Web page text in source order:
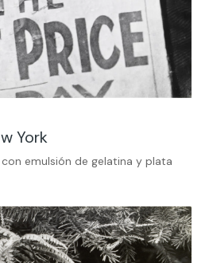
York
emulsión de gelatina y plata